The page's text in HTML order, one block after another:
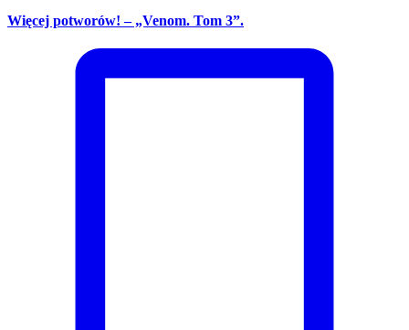
Więcej potworów! – „Venom. Tom 3”.